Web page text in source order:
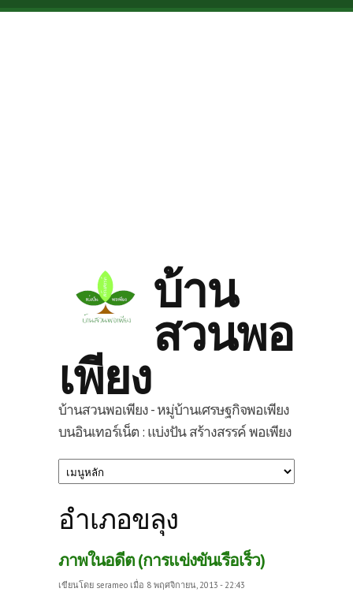
Skip to main content
บ้าน
สวนพอ
เพียง
บ้านสวนพอเพียง - หมู่บ้านเศรษฐกิจพอเพียง
บนอินเทอร์เน็ต : แบ่งปัน สร้างสรรค์ พอเพียง
อำเภอขลุง
ภาพในอดีต (การแข่งขันเรือเร็ว)
เขียนโดย serameo เมื่อ 8 พฤศจิกายน, 2013 - 22:43